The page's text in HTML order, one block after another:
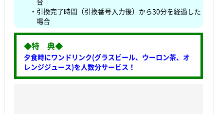
・引換完了時間（引換番号入力後）から30分を経過した
場合
◆特 典◆
夕食時にワンドリンク(グラスビール、ウーロン茶、オ
レンジジュース)を人数分サービス！